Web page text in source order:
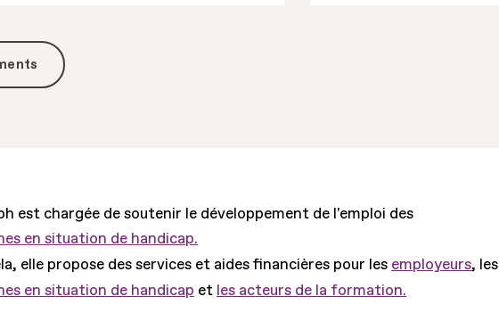
est chargée de soutenir le développement de l'emploi des
en situation de handicap.
elle propose des services et aides financières pour les employeurs, les
en situation de handicap et les acteurs de la formation.